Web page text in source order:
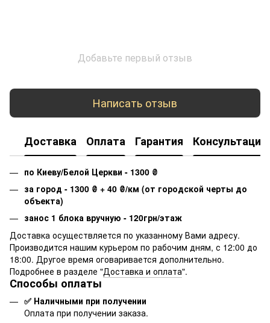
Добавьте первый отзыв
Написать отзыв
Доставка Оплата Гарантия Консультация
по Киеву/Белой Церкви - 1300 ₴
за город - 1300 ₴ + 40 ₴/км (от городской черты до
объекта)
занос 1 блока вручную - 120грн/этаж
Доставка осуществляется по указанному Вами адресу.
Производится нашим курьером по рабочим дням, с 12:00 до
18:00. Другое время оговаривается дополнительно.
Подробнее в разделе "Доставка и оплата".
Способы оплаты
✅ Наличными при получении
Оплата при получении заказа.